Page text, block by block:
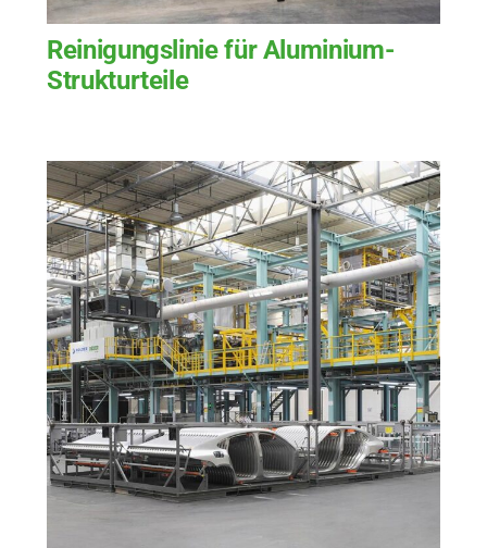
Reinigungslinie für Aluminium-
Strukturteile